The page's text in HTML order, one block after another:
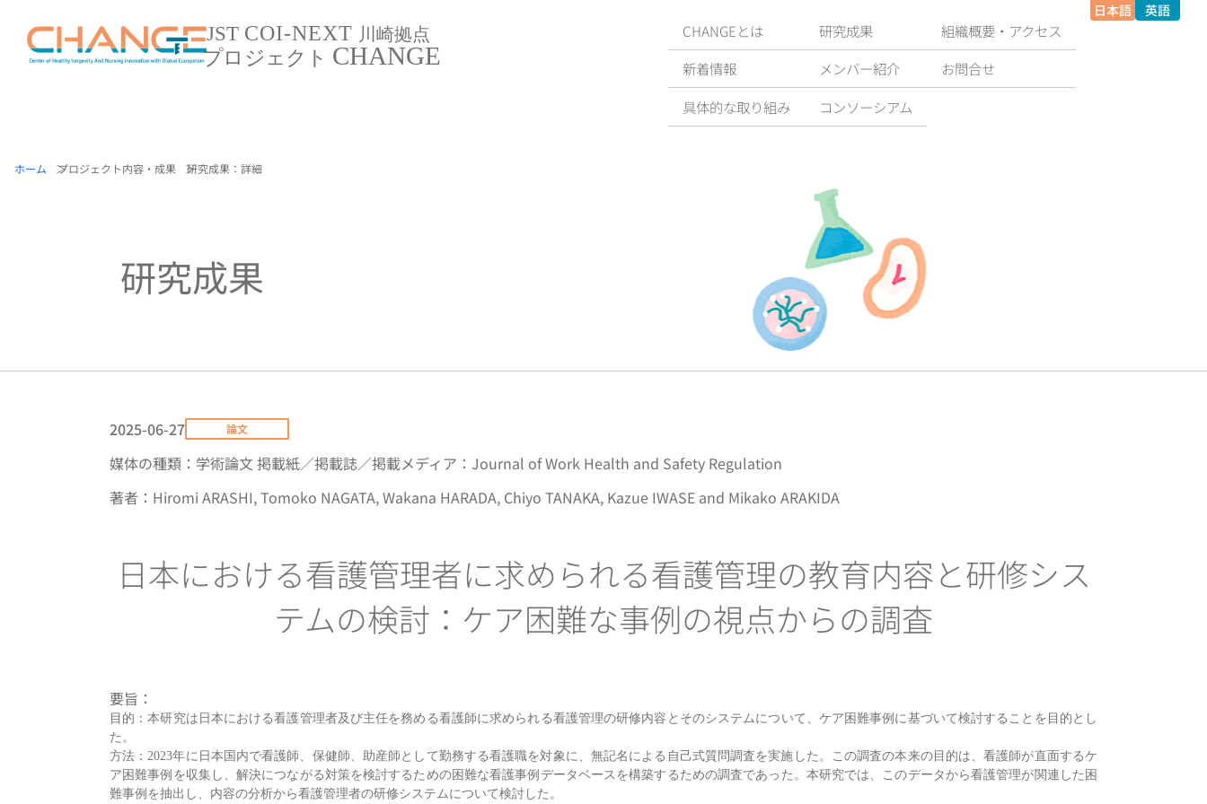
JST COI-NEXT 川崎拠点
プロジェクト CHANGE
CHANGEとは
新着情報
具体的な取り組み
研究成果
メンバー紹介
コンソーシアム
組織概要‧アクセス
お問合せ
日本語 英語
ホーム プロジェクト内容・成果 研究成果：詳細
研究成果
2025-06-27 論文
媒体の種類：学術論文掲載紙／掲載誌／掲載メディア：Journal of Work Health and Safety Regulation
著者：Hiromi ARASHI, Tomoko NAGATA, Wakana HARADA, Chiyo TANAKA, Kazue IWASE and Mikako ARAKIDA
日本における看護管理者に求められる看護管理の教育内容と研修シス
テムの検討：ケア困難な事例の視点からの調査
要旨：
目的：本研究は日本における看護管理者及び主任を務める看護師に求められる看護管理の研修内容とそのシステムについて、ケア困難事例に基づいて検討することを目的とし
た。
方法：2023年に日本国内で看護師、保健師、助産師として勤務する看護職を対象に、無記名による自己式質問調査を実施した。この調査の本来の目的は、看護師が直面するケ
ア困難事例を収集し、解決につながる対策を検討するための困難な看護事例データベースを構築するための調査であった。本研究では、このデータから看護管理が関連した困
難事例を抽出し、内容の分析から看護管理者の研修システムについて検討した。